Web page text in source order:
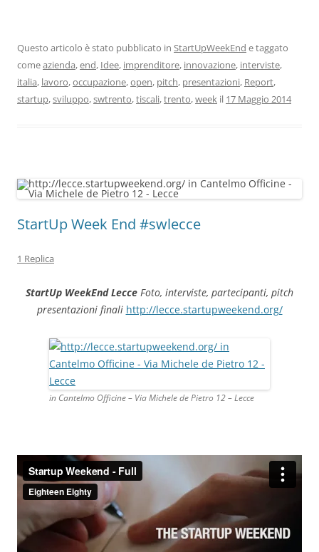
Questo articolo è stato pubblicato in StartUpWeekEnd e taggato
comeazienda,end, Idee, imprenditore, innovazione, interviste,
italia, lavoro,occupazione,open, pitch, presentazioni, Report,
startup,sviluppo,swtrento,tiscali,trento,week il 17 Maggio 2014
StartUp Week End #swlecce
1 Replica
StartUp WeekEnd Lecce Foto, interviste, partecipanti, pitch
presentazioni finali http://lecce.startupweekend.org/
in Cantelmo Officine – Via Michele de Pietro 12 – Lecce